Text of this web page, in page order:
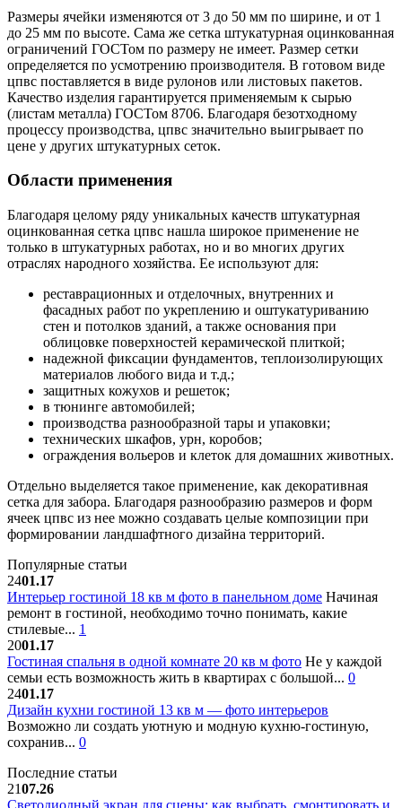
Размеры ячейки изменяются от 3 до 50 мм по ширине, и от 1
до 25 мм по высоте. Сама же сетка штукатурная оцинкованная
ограничений ГОСТом по размеру не имеет. Размер сетки
определяется по усмотрению производителя. В готовом виде
цпвс поставляется в виде рулонов или листовых пакетов.
Качество изделия гарантируется применяемым к сырью
(листам металла) ГОСТом 8706. Благодаря безотходному
процессу производства, цпвс значительно выигрывает по
цене у других штукатурных сеток.
Области применения
Благодаря целому ряду уникальных качеств штукатурная
оцинкованная сетка цпвс нашла широкое применение не
только в штукатурных работах, но и во многих других
отраслях народного хозяйства. Ее используют для:
реставрационных и отделочных, внутренних и
фасадных работ по укреплению и оштукатуриванию
стен и потолков зданий, а также основания при
облицовке поверхностей керамической плиткой;
надежной фиксации фундаментов, теплоизолирующих
материалов любого вида и т.д.;
защитных кожухов и решеток;
в тюнинге автомобилей;
производства разнообразной тары и упаковки;
технических шкафов, урн, коробов;
ограждения вольеров и клеток для домашних животных.
Отдельно выделяется такое применение, как декоративная
сетка для забора. Благодаря разнообразию размеров и форм
ячеек цпвс из нее можно создавать целые композиции при
формировании ландшафтного дизайна территорий.
Популярные статьи
2401.17
Интерьер гостиной 18 кв м фото в панельном доме Начиная
ремонт в гостиной, необходимо точно понимать, какие
стилевые... 1
2001.17
Гостиная спальня в одной комнате 20 кв м фото Не у каждой
семьи есть возможность жить в квартирах с большой... 0
2401.17
Дизайн кухни гостиной 13 кв м — фото интерьеров
Возможно ли создать уютную и модную кухню-гостиную,
сохранив... 0
Последние статьи
2107.26